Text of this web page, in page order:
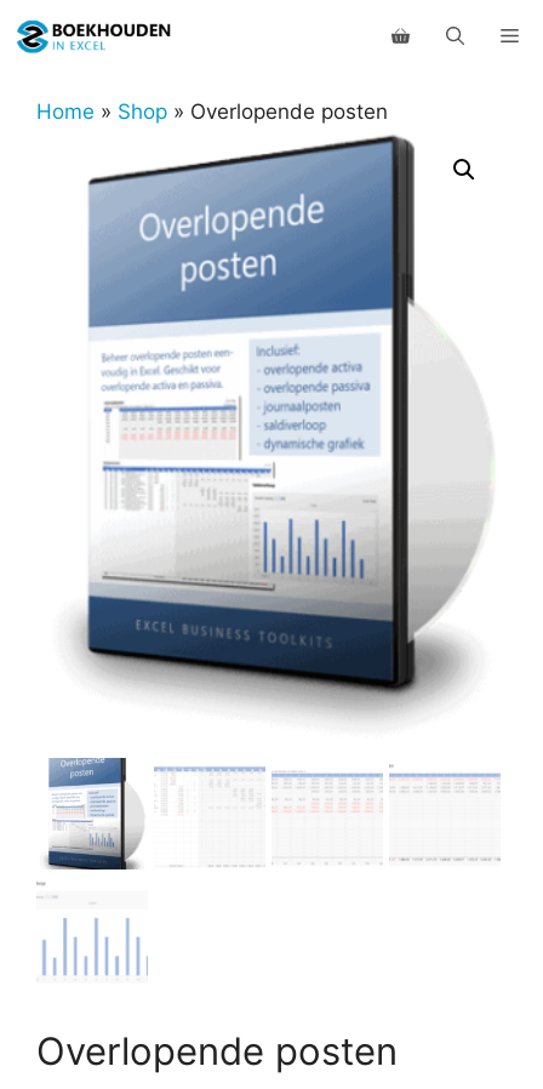
naar
inhoudHome » Shop » Overlopende posten
Overlopende posten